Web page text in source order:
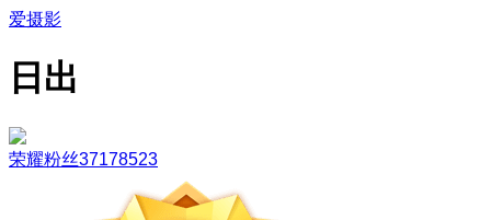
爱摄影
日出
荣耀粉丝37178523